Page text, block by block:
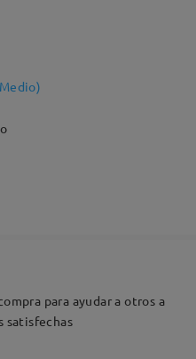
Medio)
para ayudar a otros a
satisfechas